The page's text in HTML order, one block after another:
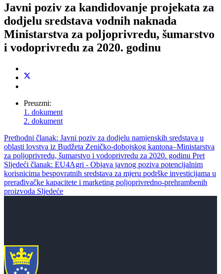
Javni poziv za kandidovanje projekata za
dodjelu sredstava vodnih naknada
Ministarstva za poljoprivredu, šumarstvo
i vodoprivredu za 2020. godinu
Preuzmi:
1. dokument
2. dokument
Prethodni članak: Javni poziv za dodjelu namjenskih sredstava u
oblasti lovstva iz Budžeta Zeničko-dobojskog kantona–Ministarstva
za poljoprivredu, šumarstvo i vodoprivredu za 2020. godinu Pret
Sljedeći članak: EU4Agri - Objava javnog poziva potencijalnim
korisnicima bespovratnih sredstava za mjeru podrške investicijama u
prerađivačke kapacitete i marketing poljoprivredno-prehrambenih
proizvoda Sljedeće